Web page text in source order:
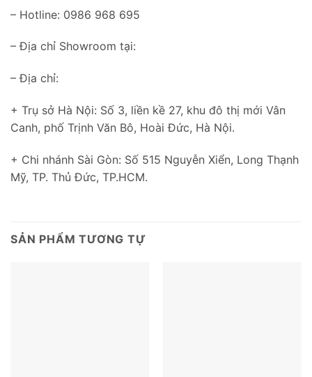
– Hotline: 0986 968 695
– Địa chỉ Showroom tại:
– Địa chỉ:
+ Trụ sở Hà Nội: Số 3, liền kề 27, khu đô thị mới Vân
Canh, phố Trịnh Văn Bô, Hoài Đức, Hà Nội.
+ Chi nhánh Sài Gòn: Số 515 Nguyễn Xiển, Long Thạnh
Mỹ, TP. Thủ Đức, TP.HCM.
SẢN PHẨM TƯƠNG TỰ